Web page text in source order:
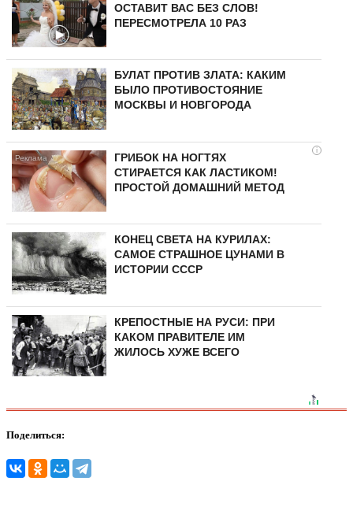
ОСТАВИТ ВАС БЕЗ СЛОВ!
ПЕРЕСМОТРЕЛА 10 РАЗ
БУЛАТ ПРОТИВ ЗЛАТА: КАКИМ
БЫЛО ПРОТИВОСТОЯНИЕ
МОСКВЫ И НОВГОРОДА
i
ГРИБОК НА НОГТЯХ
СТИРАЕТСЯ КАК ЛАСТИКОМ!
ПРОСТОЙ ДОМАШНИЙ МЕТОД
КОНЕЦ СВЕТА НА КУРИЛАХ:
САМОЕ СТРАШНОЕ ЦУНАМИ В
ИСТОРИИ СССР
КРЕПОСТНЫЕ НА РУСИ: ПРИ
КАКОМ ПРАВИТЕЛЕ ИМ
ЖИЛОСЬ ХУЖЕ ВСЕГО
Поделиться: